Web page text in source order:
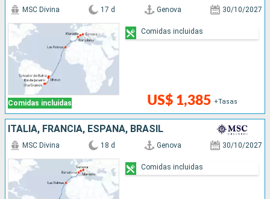
Comidas incluidas
MSC Divina 17 d Genova 30/10/2027
US$ 1,385 +Tasas
Comidas incluidas
ITALIA, FRANCIA, ESPAÑA, BRASIL
MSC Divina 18 d Genova 30/10/2027
Comidas incluidas